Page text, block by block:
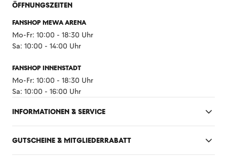
ÖFFNUNGSZEITEN
FANSHOP MEWA ARENA
Mo-Fr: 10:00 - 18:30 Uhr
Sa: 10:00 - 14:00 Uhr
FANSHOP INNENSTADT
Mo-Fr: 10:00 - 18:30 Uhr
Sa: 10:00 - 16:00 Uhr
INFORMATIONEN & SERVICE
GUTSCHEINE & MITGLIEDERRABATT